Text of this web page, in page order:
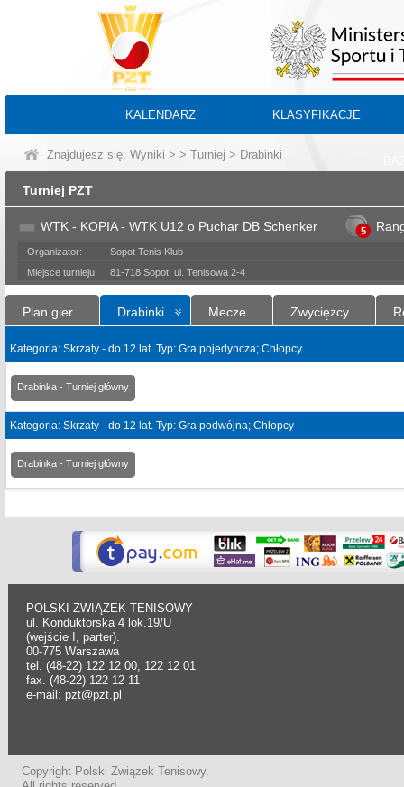
KALENDARZ KLASYFIKACJE
Znajdujesz się: Wyniki > > Turniej > Drabinki
Turniej PZT
WTK - KOPIA - WTK U12 o Puchar DB Schenker 5
Organizator:
Sopot Tenis Klub
Miejsce turnieju:
81-718 Sopot, ul. Tenisowa 2-4
Plan gier Drabinki Mecze Zwycięzcy
Kategoria: Skrzaty - do 12 lat. Typ: Gra pojedyncza; Chłopcy
Drabinka - Turniej główny
Kategoria: Skrzaty - do 12 lat. Typ: Gra podwójna; Chłopcy
Drabinka - Turniej główny
POLSKI ZWIĄZEK TENISOWY
ul. Konduktorska 4 lok.19/U
(wejście I, parter).
00-775 Warszawa
tel. (48-22) 122 12 00, 122 12 01
fax. (48-22) 122 12 11
e-mail: pzt@pzt.pl
Copyright Polski Związek Tenisowy.